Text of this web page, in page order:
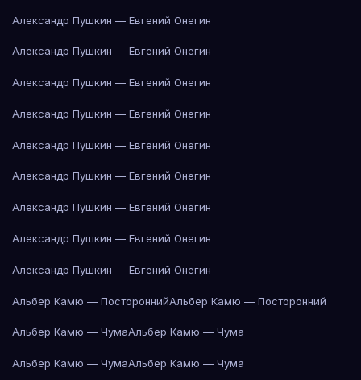
Александр Пушкин — Евгений Онегин
Александр Пушкин — Евгений Онегин
Александр Пушкин — Евгений Онегин
Александр Пушкин — Евгений Онегин
Александр Пушкин — Евгений Онегин
Александр Пушкин — Евгений Онегин
Александр Пушкин — Евгений Онегин
Александр Пушкин — Евгений Онегин
Александр Пушкин — Евгений Онегин
Альбер Камю — ПостороннийАльбер Камю — Посторонний
Альбер Камю — ЧумаАльбер Камю — Чума
Альбер Камю — ЧумаАльбер Камю — Чума